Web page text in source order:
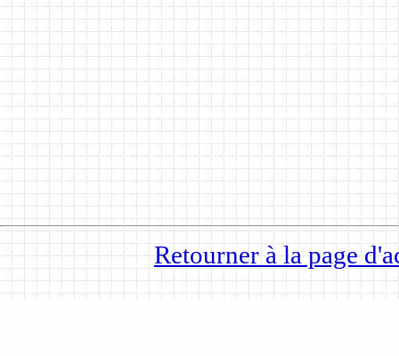
Retourner à la page